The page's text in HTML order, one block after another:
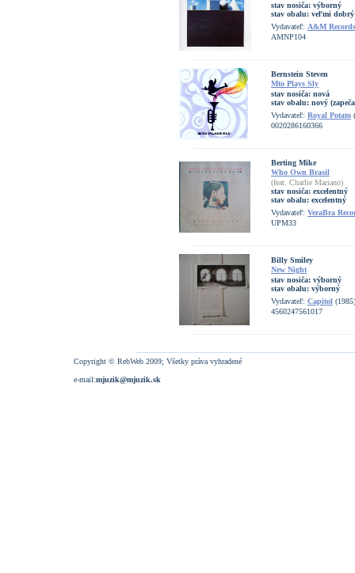
stav nosiča: výborný
stav obalu: veľmi dobrý
Vydavateľ: A&M Records
AMNP104
Bernstein Steven
Mto Plays Sly
stav nosiča: nová
stav obalu: nový
Vydavateľ: Royal Potato
0020286160366
Berting Mike
Who Own Brasil
(feat. Charlie Mariano)
stav nosiča: excelentný
stav obalu: excelentný
Vydavateľ: VeraBra
UPM33
Billy Smiley
New Night
stav nosiča: výborný
stav obalu: výborný
Vydavateľ: Capitol (1985)
4560247561017
Copyright © RebWeb 2009; Všetky práva vyhradené
e-mail:mjuzik@mjuzik.sk